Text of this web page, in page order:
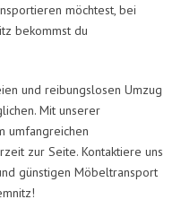
möchtest, bei
bekommst du
und reibungslosen Umzug
Mit unserer
umfangreichen
zur Seite. Kontaktiere uns
günstigen Möbeltransport